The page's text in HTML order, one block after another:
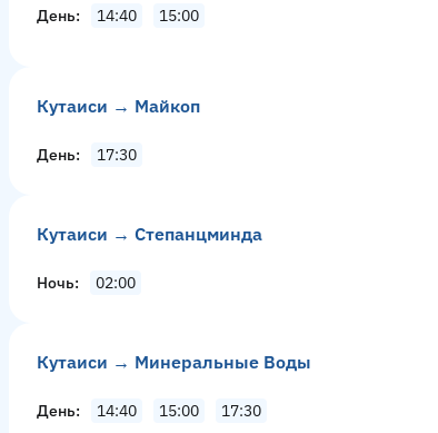
День 14:40 15:00
Кутаиси → Майкоп
День 17:30
Кутаиси → Степанцминда
Ночь 02:00
Кутаиси → Минеральные Воды
День 14:40 15:00 17:30